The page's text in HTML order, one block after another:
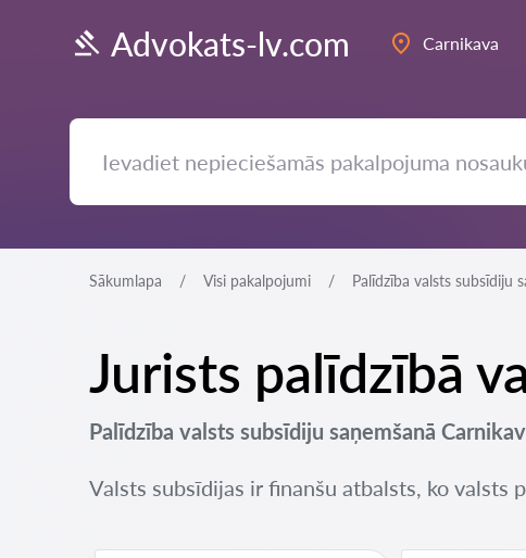
Advokats-lv.com Carnikava
Sākumlapa Visi pakalpojumi Palīdzība valsts subsīdiju
Jurists palīdzībā
Palīdzība valsts subsīdiju saņemšanā
Valsts subsīdijas ir finanšu atbalsts, ko valsts